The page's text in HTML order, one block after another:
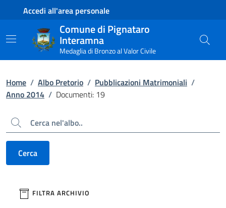
Contenuto principale
Piede di paginaAccedi all'area personale
Comune di Pignataro
Interamna
Medaglia di Bronzo al Valor Civile
Home / Albo Pretorio / Pubblicazioni Matrimoniali /
Anno 2014 / Documenti: 19
Cerca
Cerca
filtri da applicare
FILTRA ARCHIVIO